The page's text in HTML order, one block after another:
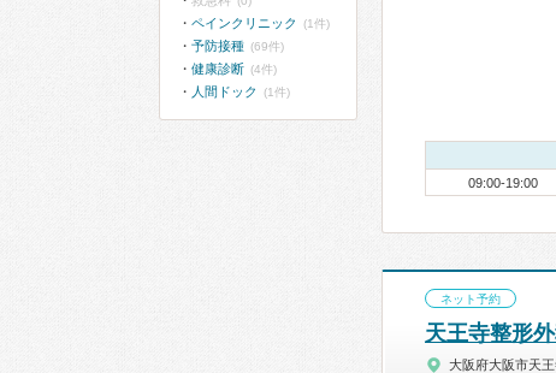
09:00-19:00
ネット予約
天王寺整形
大阪府大阪市天
ペインクリニック (1件)
予防接種 (69件)
健康診断 (4件)
人間ドック (1件)